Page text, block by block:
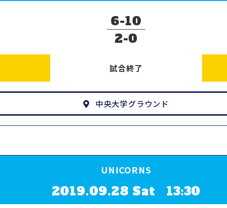
試合終了
6 10
2 0
中央大学グラウンド
UNICORNS
2019.09.28 Sat 13:30